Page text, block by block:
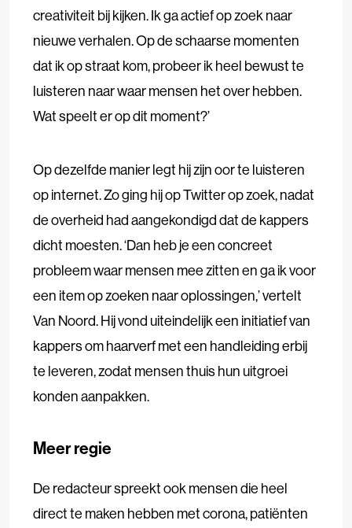
creativiteit bij kijken. Ik ga actief op zoek naar
nieuwe verhalen. Op de schaarse momenten
dat ik op straat kom, probeer ik heel bewust te
luisteren naar waar mensen het over hebben.
Wat speelt er op dit moment?’
Op dezelfde manier legt hij zijn oor te luisteren
op internet. Zo ging hij op Twitter op zoek, nadat
de overheid had aangekondigd dat de kappers
dicht moesten. ‘Dan heb je een concreet
probleem waar mensen mee zitten en ga ik voor
een item op zoeken naar oplossingen,’ vertelt
Van Noord. Hij vond uiteindelijk een initiatief van
kappers om haarverf met een handleiding erbij
te leveren, zodat mensen thuis hun uitgroei
konden aanpakken.
Meer regie
De redacteur spreekt ook mensen die heel
direct te maken hebben met corona, patiënten